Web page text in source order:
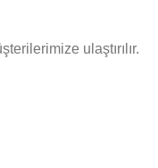
ulaştırılır.